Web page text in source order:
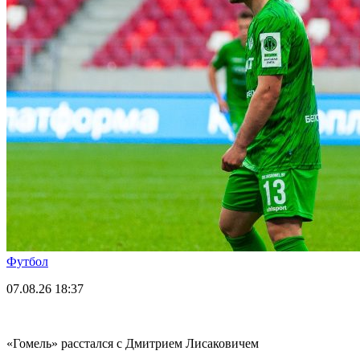
Футбол
07.08.26 18:37
«Гомель» расстался с Дмитрием Лисаковичем